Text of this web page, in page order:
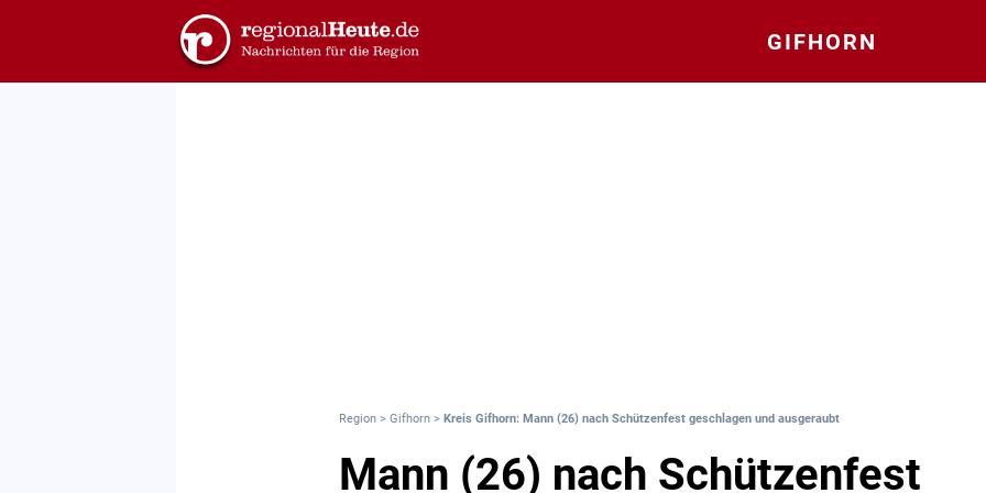
GIFHORN
Region > Gifhorn > Kreis Gifhorn: Mann (26) nach Schützenfest geschlagen und ausgeraubt
Mann (26) nach Schützenfest